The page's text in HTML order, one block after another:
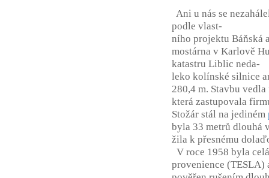
Ani u nás se
podle vlast-
ního projektu Báňská
mostárna v Karlově
katastru Liblic neda-
leko kolínské silnice
280,4 m. Stavbu
která zastupovala
Stožár stál na jediném
byla 33 metrů dlouhá
žila k přesnému
V roce 1958 byla
provenience (TESLA)